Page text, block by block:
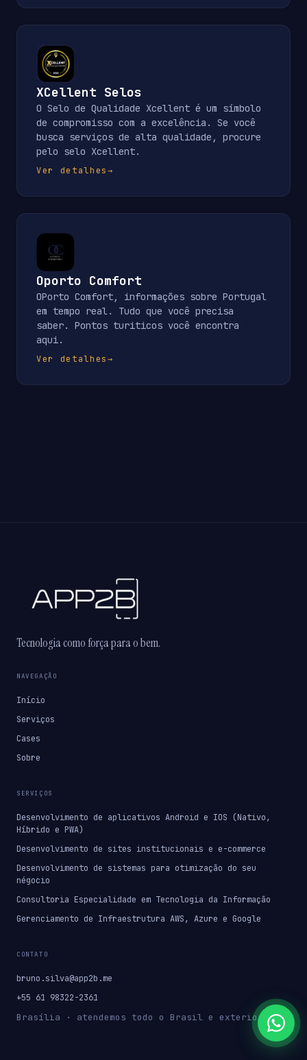
XCellent Selos
O Selo de Qualidade Xcellent é um símbolo
de compromisso com a excelência. Se você
busca serviços de alta qualidade, procure
pelo selo Xcellent.
Ver detalhes→
Oporto Comfort
OPorto Comfort, informações sobre Portugal
em tempo real. Tudo que você precisa
saber. Pontos turiticos você encontra
aqui.
Ver detalhes→
Tecnologia como força para o bem.
NAVEGAÇÃO
Início
Serviços
Cases
Sobre
SERVIÇOS
Desenvolvimento de aplicativos Android e IOS (Nativo,
Híbrido e PWA)
Desenvolvimento de sites institucionais e e-commerce
Desenvolvimento de sistemas para otimização do seu
négocio
Consultoria Especialidade em Tecnologia da Informação
Gerenciamento de Infraestrutura AWS, Azure e Google
CONTATO
bruno.silva@app2b.me
+55 61 98322-2361
Brasília · atendemos todo o Brasil e exterior